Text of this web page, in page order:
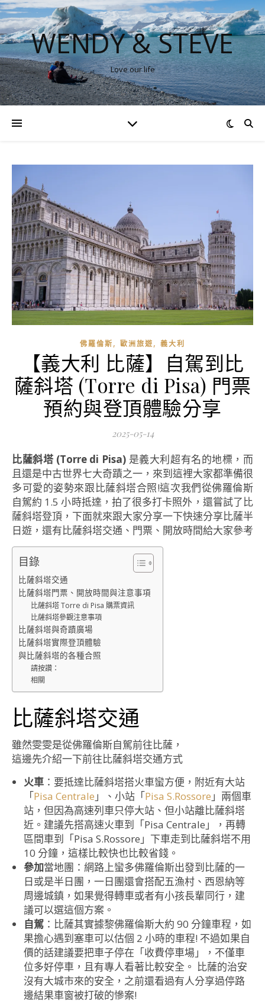
WENDY & STEVE
Love our life
佛羅倫斯, 歐洲旅遊, 義大利
【義大利 比薩】自駕到比
薩斜塔 (Torre di Pisa) 門票
預約與登頂體驗分享
2025-05-14
比薩斜塔 (Torre di Pisa) 是義大利超有名的地標，而
且還是中古世界七大奇蹟之一，來到這裡大家都準備很
多可愛的姿勢來跟比薩斜塔合照!這次我們從佛羅倫斯
自駕約 1.5 小時抵達，拍了很多打卡照外，還嘗試了比
薩斜塔登頂，下面就來跟大家分享一下快速分享比薩半
日遊，還有比薩斜塔交通、門票、開放時間給大家參考
目錄
比薩斜塔交通
比薩斜塔門票、開放時間與注意事項
比薩斜塔 Torre di Pisa 購票資訊
比薩斜塔參觀注意事項
比薩斜塔與奇蹟廣場
比薩斜塔實際登頂體驗
與比薩斜塔的各種合照
請按讚：
相關
比薩斜塔交通
雖然雯雯是從佛羅倫斯自駕前往比薩，
這邊先介紹一下前往比薩斜塔交通方式
火車 ：要抵達比薩斜塔搭火車蠻方便，附近有大站
「Pisa Centrale 」、小站「Pisa S.Rossore 」兩個車
站，但因為高速列車只停大站、但小站離比薩斜塔
近。建議先搭高速火車到「Pisa Centrale」，再轉
區間車到「Pisa S.Rossore」下車走到比薩斜塔不用
10 分鐘，這樣比較快也比較省錢。
參加當地團：網路上蠻多佛羅倫斯出發到比薩的一
日或是半日團，一日團還會搭配五漁村、西恩納等
周邊城鎮，如果覺得轉車或者有小孩長輩同行，建
議可以選這個方案。
自駕 ：比薩其實據黎佛羅倫斯大約 90 分鐘車程，如
果擔心遇到塞車可以估個 2 小時的車程! 不過如果自
價的話建議要把車子停在「收費停車場」，不僅車
位多好停車，且有專人看著比較安全。 比薩的治安
沒有大城市來的安全，之前還看過有人分享過停路
邊結果車窗被打破的慘案!